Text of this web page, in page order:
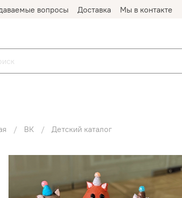
вопросы Доставка Мы в контакте
ВК Детский каталог